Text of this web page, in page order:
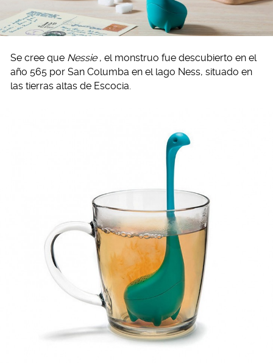
Se cree que Nessie , el monstruo fue descubierto en el
año 565 por San Columba en el lago Ness, situado en
las tierras altas de Escocia.